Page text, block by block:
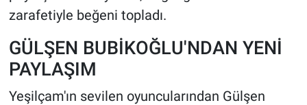
zarafetiyle beğeni topladı.
GÜLŞEN BUBİKOĞLU'NDAN YENİ
PAYLAŞIM
Yeşilçam'ın sevilen oyuncularından Gülşen
POLİTİKA
SPOR
MAGAZİN